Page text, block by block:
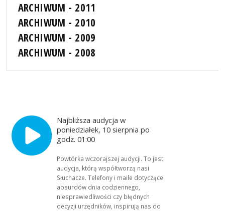
ARCHIWUM - 2011
ARCHIWUM - 2010
ARCHIWUM - 2009
ARCHIWUM - 2008
Najbliższa audycja w
poniedziałek, 10 sierpnia po
godz. 01:00
Powtórka wczorajszej audycji. To jest
audycja, którą współtworzą nasi
Słuchacze. Telefony i maile dotyczące
absurdów dnia codziennego,
niesprawiedliwości czy błędnych
decyzji urzędników, inspirują nas do